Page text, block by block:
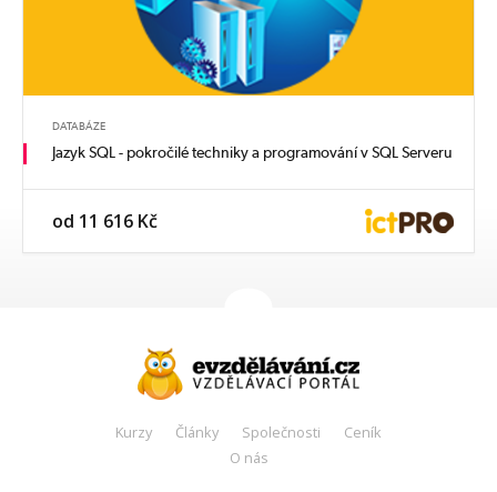
DATABÁZE
Jazyk SQL - pokročilé techniky a programování v SQL Serveru
od 11 616 Kč
Kurzy Články Společnosti
Ceník
O nás